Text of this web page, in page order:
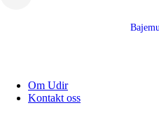
3. Prinsihpa skåvlå
Om Udir
Kontakt oss